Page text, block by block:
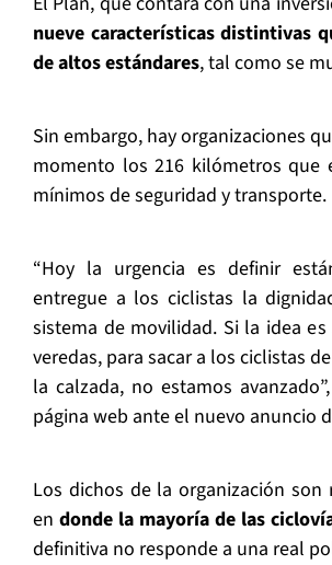
nueve características distintivas
de altos estándares, tal como se
Sin embargo, hay organizaciones
momento los 216 kilómetros que
mínimos de seguridad y transporte.
“Hoy la urgencia es definir
entregue a los ciclistas la
sistema de movilidad. Si la idea
veredas, para sacar a los ciclistas
la calzada, no estamos
página web ante el nuevo anuncio
Los dichos de la organización
endonde la mayoría de las
definitiva no responde a una real